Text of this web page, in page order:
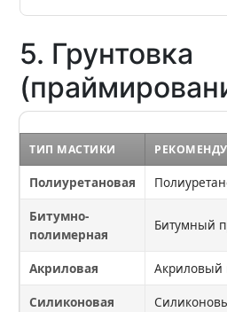
5. Грунтовка
ТИП МАСТИКИ
Полиуретановая
Битумно-
полимерная
Битумный
Акриловая Акриловый
Силиконовая